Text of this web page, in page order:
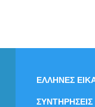
ΕΛΛΗΝΕΣ
ΣΥΝΤΗΡΗΣΕΙΣ